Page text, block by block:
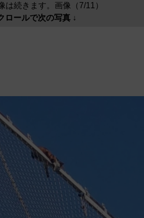
は続きます。画像（7/11）
ロールで次の写真 ↓